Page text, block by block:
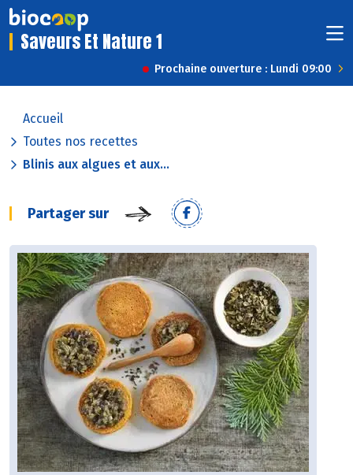
Saveurs Et Nature 1
Prochaine ouverture : Lundi 09:00
Accueil
Toutes nos recettes
Blinis aux algues et aux...
Partager sur